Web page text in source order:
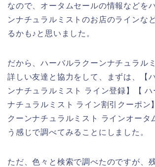
なので、オータムセールの情報などを
ンナチュラルミストのお店のラインな
るかも♪と思いました。
だから、ハーバルラクーンナチュラル
詳しい友達と協力をして、まずは、【
ンナチュラルミスト ライン登録】【
ナチュラルミスト ライン割引クーポン
クーンナチュラルミスト ラインオータ
う感じで調べてみることにしました。
ただ、色々と検索で調べたのですが、